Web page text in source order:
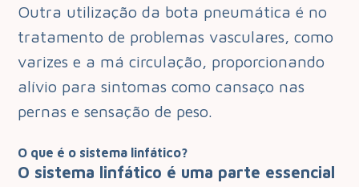
Outra utilização da bota pneumática é no
tratamento de problemas vasculares, como
varizes e a má circulação, proporcionando
alívio para sintomas como cansaço nas
pernas e sensação de peso.
O que é o sistema linfático?
O sistema linfático é uma parte essencial